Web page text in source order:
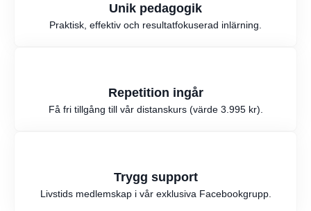
Unik pedagogik
Praktisk, effektiv och resultatfokuserad inlärning.
Repetition ingår
Få fri tillgång till vår distanskurs (värde 3.995 kr).
Trygg support
Livstids medlemskap i vår exklusiva Facebookgrupp.